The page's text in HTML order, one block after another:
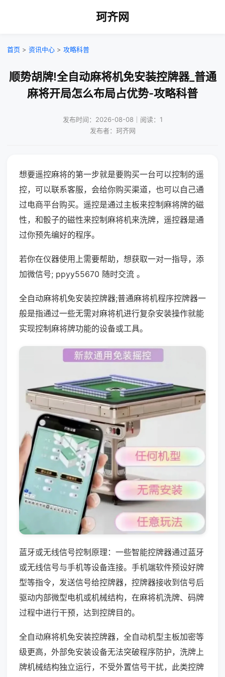
珂齐网
首页 > 资讯中心 > 攻略科普
顺势胡牌!全自动麻将机免安装控牌器_普通
麻将开局怎么布局占优势-攻略科普
发布时间：2026-08-08｜阅读：1
发布者：珂齐网
想要遥控麻将的第一步就是要购买一台可以控制的遥
控，可以联系客服，会给你购买渠道，也可以自己通
过电商平台购买。遥控是通过主板来控制麻将牌的磁
性，和骰子的磁性来控制麻将机来洗牌，遥控器是通
过你预先编好的程序。
若你在仪器使用上需要帮助，想获取一对一指导，添
加微信号; ppyy55670 随时交流 。
全自动麻将机免安装控牌器;普通麻将机程序控牌器一
般是指通过一些无需对麻将机进行复杂安装操作就能
实现控制麻将牌功能的设备或工具。
蓝牙或无线信号控制原理：一些智能控牌器通过蓝牙
或无线信号与手机等设备连接。手机端软件预设好牌
型等指令，发送信号给控牌器，控牌器接收到信号后
驱动内部微型电机或机械结构，在麻将机洗牌、码牌
过程中进行干预，达到控牌目的。
全自动麻将机免安装控牌器，全自动机型主板加密等
级更高，外部免安装设备无法突破程序防护，洗牌上
牌机械结构独立运行，不受外置信号干扰，此类控牌